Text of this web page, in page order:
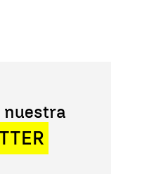
nuestra